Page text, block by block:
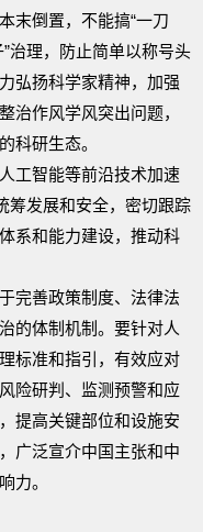
末倒置，不能搞“一刀
”治理，防止简单以称号头
弘扬科学家精神，加强
治作风学风突出问题，
科研生态。
工智能等前沿技术加速
筹发展和安全，密切跟踪
系和能力建设，推动科
完善政策制度、法律法
的体制机制。要针对人
标准和指引，有效应对
险研判、监测预警和应
提高关键部位和设施安
广泛宣介中国主张和中
力。